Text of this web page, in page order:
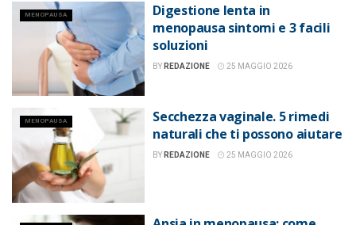
MENOPAUSA
Digestione lenta in
menopausa sintomi e 3 facili
soluzioni
BY REDAZIONE 25 MAGGIO 2026
MENOPAUSA
Secchezza vaginale. 5 rimedi
naturali che ti possono aiutare
BY REDAZIONE 25 MAGGIO 2026